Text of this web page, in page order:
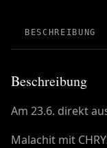
BESCHREIBUNG
Beschreibung
Am 23.6. direkt
Malachit mit